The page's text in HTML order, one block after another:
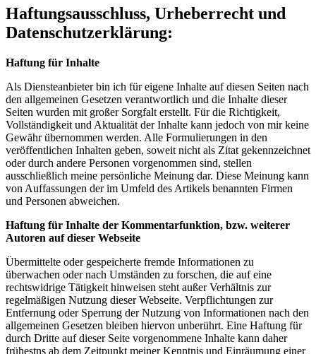
Haftungsausschluss, Urheberrecht und
Datenschutzerklärung:
Haftung für Inhalte
Als Diensteanbieter bin ich für eigene Inhalte auf diesen Seiten nach
den allgemeinen Gesetzen verantwortlich und die Inhalte dieser
Seiten wurden mit großer Sorgfalt erstellt. Für die Richtigkeit,
Vollständigkeit und Aktualität der Inhalte kann jedoch von mir keine
Gewähr übernommen werden. Alle Formulierungen in den
veröffentlichen Inhalten geben, soweit nicht als Zitat gekennzeichnet
oder durch andere Personen vorgenommen sind, stellen
ausschließlich meine persönliche Meinung dar. Diese Meinung kann
von Auffassungen der im Umfeld des Artikels benannten Firmen
und Personen abweichen.
Haftung für Inhalte der Kommentarfunktion, bzw. weiterer
Autoren auf dieser Webseite
Übermittelte oder gespeicherte fremde Informationen zu
überwachen oder nach Umständen zu forschen, die auf eine
rechtswidrige Tätigkeit hinweisen steht außer Verhältnis zur
regelmäßigen Nutzung dieser Webseite. Verpflichtungen zur
Entfernung oder Sperrung der Nutzung von Informationen nach den
allgemeinen Gesetzen bleiben hiervon unberührt. Eine Haftung für
durch Dritte auf dieser Seite vorgenommene Inhalte kann daher
frühestns ab dem Zeitpunkt meiner Kenntnis und Einräumung einer